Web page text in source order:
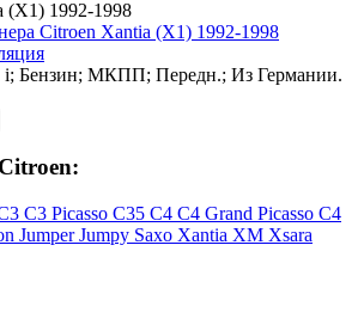
(X1) 1992-1998
Citroen Xantia (X1) 1992-1998
i; Бензин; МКПП; Передн.; Из Германии.
C3 Picasso C35 C4 C4 Grand Picasso C4
JumperJumpy Saxo Xantia XM Xsara